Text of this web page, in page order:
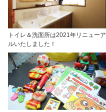
トイレ＆洗面所は2021年リニューア
ルいたしました！